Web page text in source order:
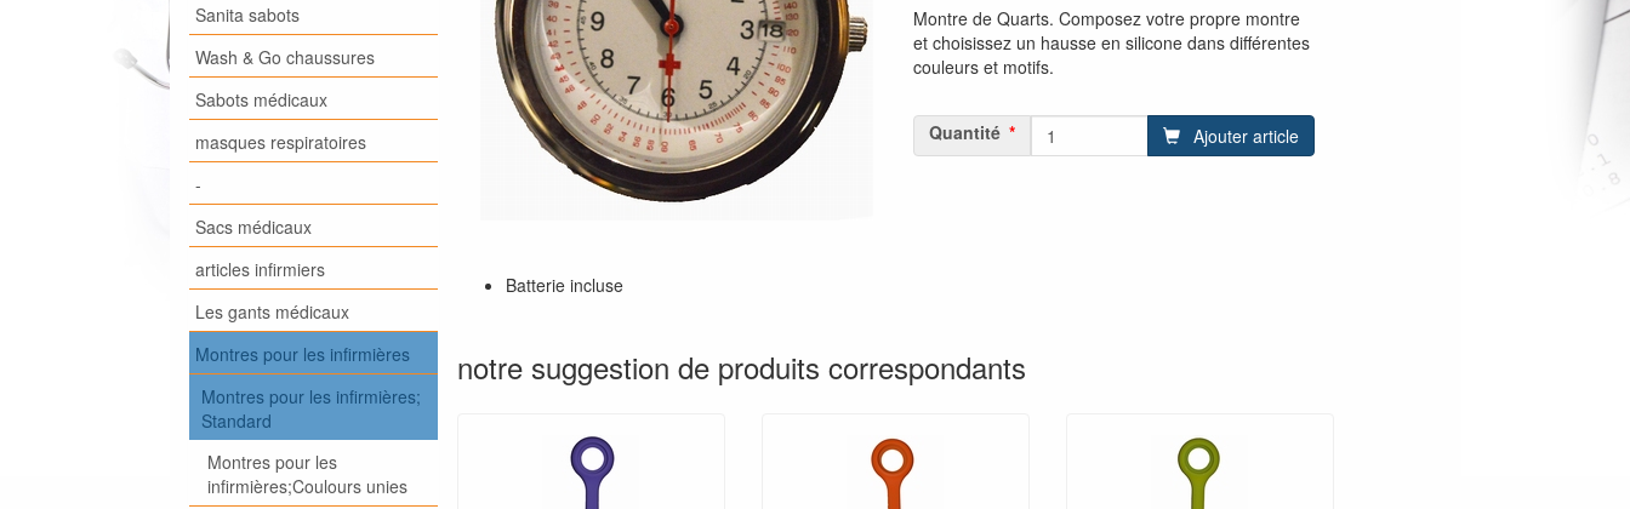
Sanita sabots
Wash & Go chaussures
Sabots médicaux
masques respiratoires
-
Sacs médicaux
articles infirmiers
Les gants médicaux
Montres pour les infirmières
Montres pour les infirmières;
Standard
Montres pour les
infirmières;Coulours unies
Montre de Quarts. Composez votre propre montre
et choisissez un hausse en silicone dans différentes
couleurs et motifs.
Quantité Ajouter article
Batterie incluse
notre suggestion de produits correspondants